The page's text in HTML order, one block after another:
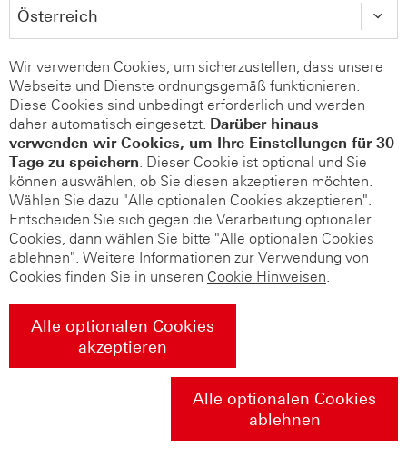
Wir verwenden Cookies, um sicherzustellen, dass unsere
Webseite und Dienste ordnungsgemäß funktionieren.
Diese Cookies sind unbedingt erforderlich und werden
daher automatisch eingesetzt. Darüber hinaus
verwenden wir Cookies, um Ihre Einstellungen für 30
Tage zu speichern. Dieser Cookie ist optional und Sie
können auswählen, ob Sie diesen akzeptieren möchten.
Wählen Sie dazu "Alle optionalen Cookies akzeptieren".
Entscheiden Sie sich gegen die Verarbeitung optionaler
Cookies, dann wählen Sie bitte "Alle optionalen Cookies
ablehnen". Weitere Informationen zur Verwendung von
Cookies finden Sie in unseren Cookie Hinweisen.
Alle optionalen Cookies
akzeptieren
Alle optionalen Cookies
ablehnen